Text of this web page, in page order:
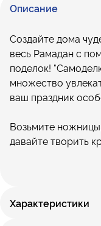
Описание
Создайте дома
весь Рамадан с
поделок!
множество
ваш праздник
Возьмите
давайте творить
Характеристики